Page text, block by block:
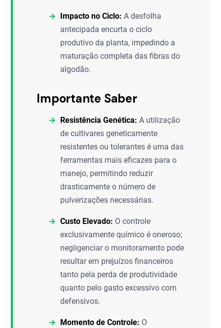
Impacto no Ciclo: A desfolha
antecipada encurta o ciclo
produtivo da planta, impedindo a
maturação completa das fibras do
algodão.
Importante Saber
Resistência Genética: A utilização
de cultivares geneticamente
resistentes ou tolerantes é uma das
ferramentas mais eficazes para o
manejo, permitindo reduzir
drasticamente o número de
pulverizações necessárias.
Custo Elevado: O controle
exclusivamente químico é oneroso;
negligenciar o monitoramento pode
resultar em prejuízos financeiros
tanto pela perda de produtividade
quanto pelo gasto excessivo com
defensivos.
Momento de Controle: O